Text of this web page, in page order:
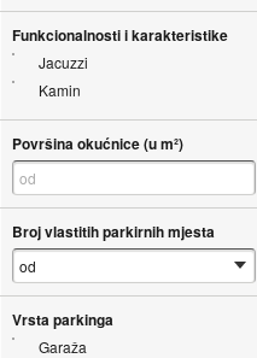
Funkcionalnosti i karakteristike
Jacuzzi
Kamin
Površina okućnice (u m²)
Broj vlastitih parkirnih mjesta
Vrsta parkinga
Garaža